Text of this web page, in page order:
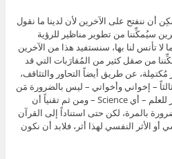
أن ننفتح على الآخرين لأن لدينا ما نقول
سيُمكِّننا من تطوير مناظير للرؤية
لا تأنس لنا بها، سنستفيد هذا من الآخرين
من صقل كثير من المُقارَبات التي قد
مُكتمِلة، عن طريق أيضاً التحاور والتثاقف،
– إخواني وأخواتي – ليس بالضرورة مَن
يتفوَّق عليك علمياً بالمعنى المُعاصِر للعلم – أي Science – ومن ثم تقنياً أن
بالمرة، لكن حتى استناداً إلى القرآن
الأثر النفسي لهذا أثر، فلابد أن نكون